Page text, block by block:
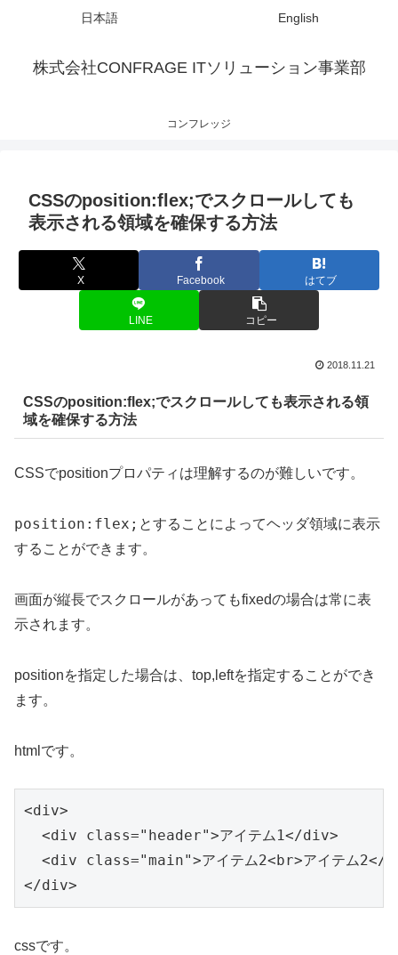
株式会社CONFRAGE ITソリューション事業部
コンフレッジ
日本語 English
CSSのposition:flex;でスクロールしても
表示される領域を確保する方法
X Facebook はてブ
LINE コピー
2018.11.21
CSSのposition:flex;でスクロールしても表示される領
域を確保する方法
CSSでpositionプロパティは理解するのが難しいです。
position:flex; とすることによってヘッダ領域に表示
することができます。
画面が縦長でスクロールがあってもfixedの場合は常に表
示されます。
positionを指定した場合は、top,leftを指定することができ
ます。
htmlです。
<div>
  <div class="header">アイテム1</div>
<div class="main">アイテム2<br>アイテム2</
</div>
cssです。